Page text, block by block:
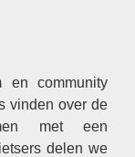
en community
vinden over de
met een
delen we